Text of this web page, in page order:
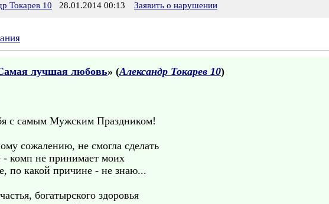
Токарев 10 28.01.2014 00:13 Заявить о нарушении
лучшая любовь» (Александр Токарев 10)
с самым Мужским Праздником!
сожалению, не смогла сделать
- комп не принимает моих
по какой причине - не знаю...
богатырского здоровья